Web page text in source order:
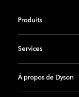
Produits
Services
À propos de Dyson